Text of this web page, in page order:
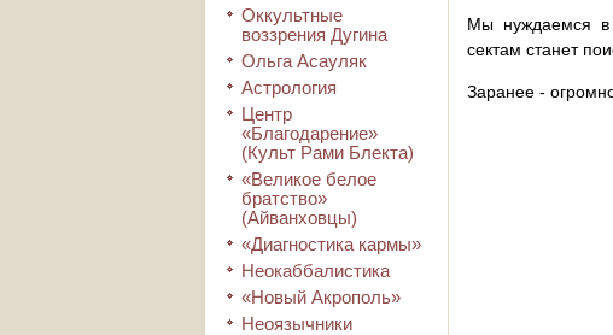
Оккультные
воззрения Дугина
Ольга Асауляк
Астрология
Центр
«Благодарение»
(Культ Рами Блекта)
«Великое белое
братство»
(Айванховцы)
«Диагностика кармы»
Неокаббалистика
«Новый Акрополь»
Неоязычники
Мы нуждаемся в
сектам станет
Заранее -